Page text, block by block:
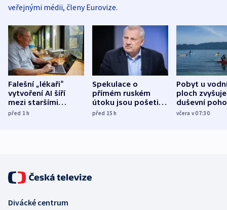
veřejnými médii, členy Eurovize.
Falešní „lékaři“
vytvoření AI šíří
mezi staršími
Poláky nebezpečné
před 1h
Spekulace o
přímém ruském
útoku jsou pošetilé,
míní estonský
před 15h
Pobyt u
ploch zvyšuje
duševní
ukázala
včera v 07:30
Divácké centrum